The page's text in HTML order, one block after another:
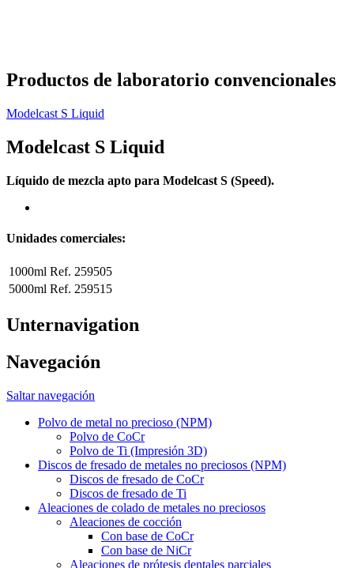
Productos de laboratorio convencionales
Modelcast S Liquid
Modelcast S Liquid
Líquido de mezcla apto para Modelcast S (Speed).
Unidades comerciales:
1000ml Ref. 259505
5000ml Ref. 259515
Unternavigation
Navegación
Saltar navegación
Polvo de metal no precioso (NPM)
Polvo de CoCr
Polvo de Ti (Impresión 3D)
Discos de fresado de metales no preciosos (NPM)
Discos de fresado de CoCr
Discos de fresado de Ti
Aleaciones de colado de metales no preciosos
Aleaciones de cocción
Con base de CoCr
Con base de NiCr
Aleaciones de prótesis dentales parciales